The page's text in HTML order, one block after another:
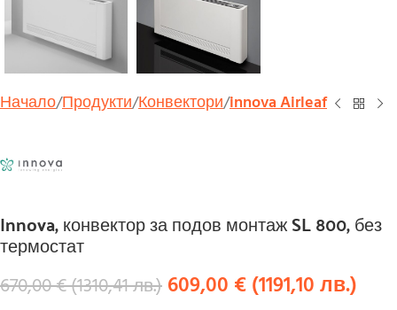
Начало Продукти Конвектори innova Airleaf
Innova, конвектор за подов монтаж SL 800, без
термостат
670,00€(1310,41лв.) 609,00 €(1191,10лв.)